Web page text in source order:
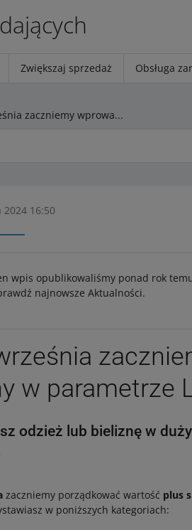
Zwiększaj sprzedaż Obsługa
Od 2 września zaczniemy wprowadzać zmiany w parametrze Linia: plus size
16:50
wpis opublikowaliśmy ponad rok
najnowsze Aktualności.
w parametrze
odzież lub bieliznę w
zaczniemy porządkować wartość plus
w poniższych kategoriach: